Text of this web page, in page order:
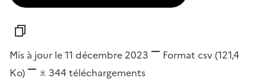
Mis à jour le 11 décembre 2023 Format csv(121,4
Ko)
344 téléchargements